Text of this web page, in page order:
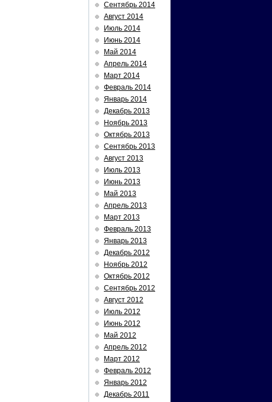
Сентябрь 2014
Август 2014
Июль 2014
Июнь 2014
Май 2014
Апрель 2014
Март 2014
Февраль 2014
Январь 2014
Декабрь 2013
Ноябрь 2013
Октябрь 2013
Сентябрь 2013
Август 2013
Июль 2013
Июнь 2013
Май 2013
Апрель 2013
Март 2013
Февраль 2013
Январь 2013
Декабрь 2012
Ноябрь 2012
Октябрь 2012
Сентябрь 2012
Август 2012
Июль 2012
Июнь 2012
Май 2012
Апрель 2012
Март 2012
Февраль 2012
Январь 2012
Декабрь 2011